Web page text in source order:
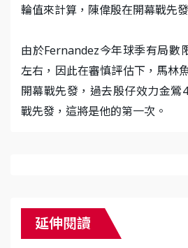
輪值來計算，陳偉殷在開幕戰先
由於Fernandez今年球季有局數
左右，因此在審慎評估下，馬林
開幕戰先發，過去殷仔效力金鶯
戰先發，這將是他的第一次。
延伸閱讀